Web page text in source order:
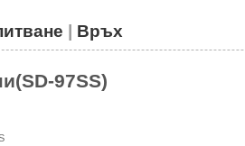
| Връх
97SS)